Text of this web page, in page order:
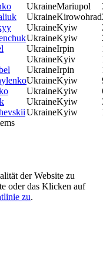
UkraineMariupol
UkraineKirowohrad
UkraineKyiw
UkraineKyiw
UkraineIrpin
UkraineKyiv
UkraineIrpin
UkraineKyiw
UkraineKyiw
UkraineKyiw
UkraineKyiw
der Website zu
oder das Klicken auf
zu.